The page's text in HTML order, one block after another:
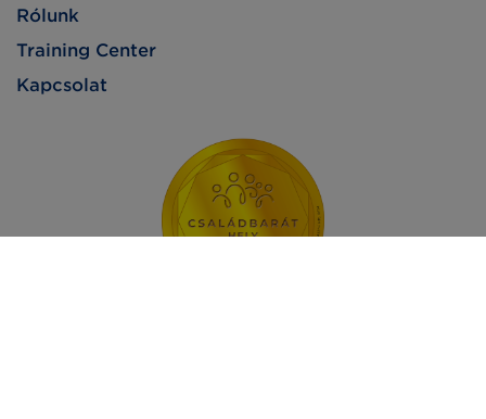
Rólunk
Training Center
Kapcsolat